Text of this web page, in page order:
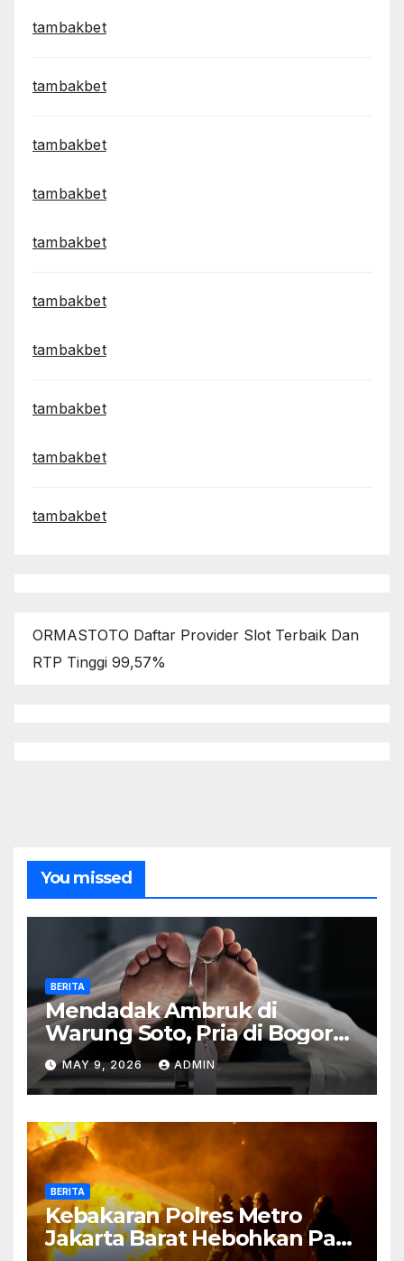
tambakbet
tambakbet
tambakbet
tambakbet
tambakbet
tambakbet
tambakbet
tambakbet
tambakbet
tambakbet
ORMASTOTO Daftar Provider Slot Terbaik Dan
RTP Tinggi 99,57%
You missed
BERITA
Mendadak Ambruk di
Warung Soto, Pria di Bogor
Meninggal Sebelum Makan
MAY 9, 2026 ADMIN
BERITA
Kebakaran Polres Metro
Jakarta Barat Hebohkan Pagi